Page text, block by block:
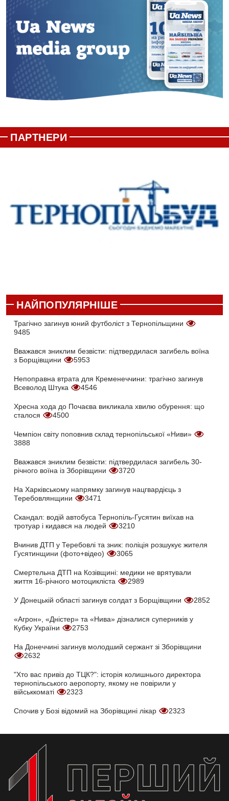
ПАРТНЕРИ
НАЙПОПУЛЯРНІШЕ
Трагічно загинув юний футболіст з Тернопільщини
9485
Вважався зниклим безвісти: підтвердилася загибель воїна
з Борщівщини
5953
Непоправна втрата для Кременеччини: трагічно загинув
Всеволод Штука
4546
Хресна хода до Почаєва викликала хвилю обурення: що
сталося
4500
Чемпіон світу поповнив склад тернопільської «Ниви»
3888
Вважався зниклим безвісти: підтвердилася загибель 30-
річного воїна із Зборівщини
3720
На Харківському напрямку загинув нацгвардієць з
Теребовлянщини
3471
Скандал: водій автобуса Тернопіль-Гусятин виїхав на
тротуар і кидався на людей
3210
Вчинив ДТП у Теребовлі та зник: поліція розшукує жителя
Гусятинщини (фото+відео)
3065
Смертельна ДТП на Козівщині: медики не врятували
життя 16-річного мотоцикліста
2989
У Донецькій області загинув солдат з Борщівщини 2852
«Агрон», «Дністер» та «Нива» дізналися суперників у
Кубку України
2753
На Донеччині загинув молодший сержант зі Зборівщини
2632
"Хто вас привіз до ТЦК?": історія колишнього директора
тернопільського аеропорту, якому не повірили у
військкоматі
2323
Спочив у Бозі відомий на Зборівщині лікар 2323